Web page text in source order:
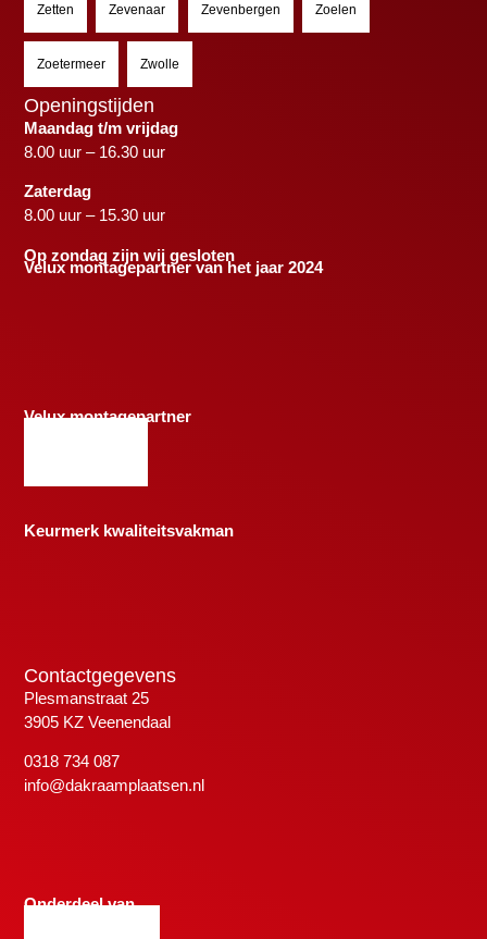
Zetten Zevenaar Zevenbergen Zoelen
Zoetermeer Zwolle
Openingstijden
Maandag t/m vrijdag
8.00 uur – 16.30 uur
Zaterdag
8.00 uur – 15.30 uur
Op zondag zijn wij gesloten
Velux montagepartner van het jaar 2024
Velux montagepartner
Keurmerk kwaliteitsvakman
Contactgegevens
Plesmanstraat 25
3905 KZ Veenendaal
0318 734 087
info@dakraamplaatsen.nl
Onderdeel van